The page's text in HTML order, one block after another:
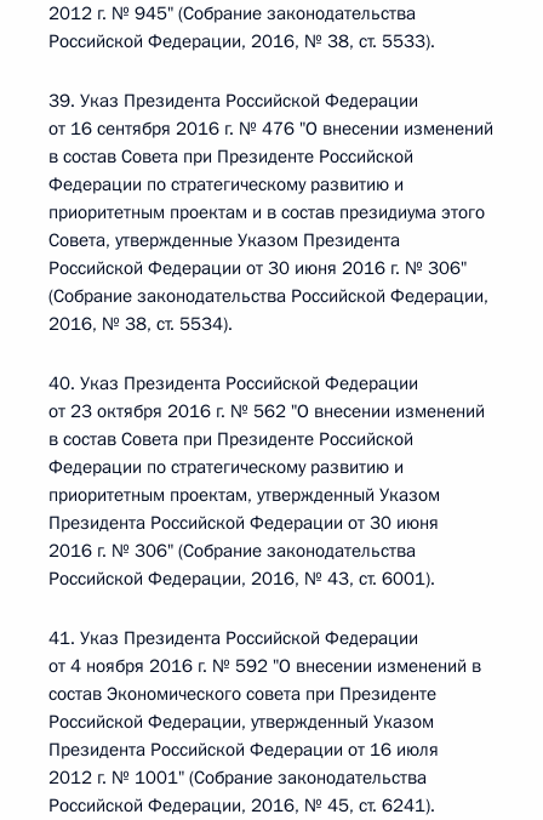
2012 г. № 945" (Собрание законодательства
Российской Федерации, 2016, № 38, ст. 5533).
39. Указ Президента Российской Федерации
от 16 сентября 2016 г. № 476 "О внесении изменений
в состав Совета при Президенте Российской
Федерации по стратегическому развитию и
приоритетным проектам и в состав президиума этого
Совета, утвержденные Указом Президента
Российской Федерации от 30 июня 2016 г. № 306"
(Собрание законодательства Российской Федерации,
2016, № 38, ст. 5534).
40. Указ Президента Российской Федерации
от 23 октября 2016 г. № 562 "О внесении изменений
в состав Совета при Президенте Российской
Федерации по стратегическому развитию и
приоритетным проектам, утвержденный Указом
Президента Российской Федерации от 30 июня
2016 г. № 306" (Собрание законодательства
Российской Федерации, 2016, № 43, ст. 6001).
41. Указ Президента Российской Федерации
от 4 ноября 2016 г. № 592 "О внесении изменений в
состав Экономического совета при Президенте
Российской Федерации, утвержденный Указом
Президента Российской Федерации от 16 июля
2012 г. № 1001" (Собрание законодательства
Российской Федерации, 2016, № 45, ст. 6241).